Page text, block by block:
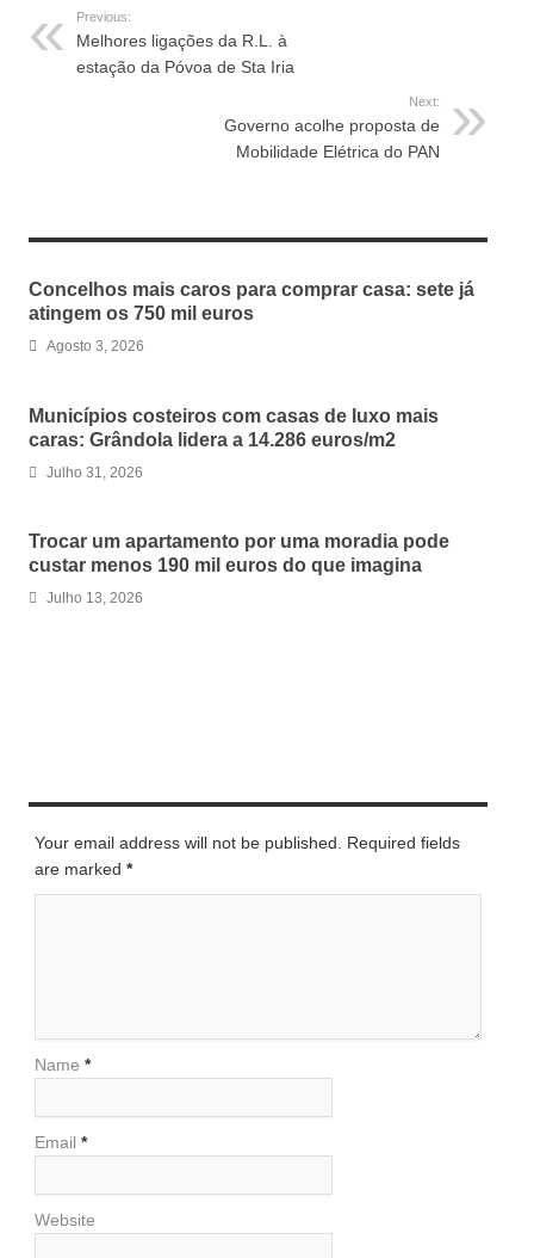
Previous:
Melhores ligações da R.L. à
estação da Póvoa de Sta Iria
Next:
Governo acolhe proposta de
Mobilidade Elétrica do PAN
Concelhos mais caros para comprar casa: sete já
atingem os 750 mil euros
Agosto 3, 2026
Municípios costeiros com casas de luxo mais
caras: Grândola lidera a 14.286 euros/m2
Julho 31, 2026
Trocar um apartamento por uma moradia pode
custar menos 190 mil euros do que imagina
Julho 13, 2026
Your email address will not be published. Required fields
are marked *
Name *
Email *
Website